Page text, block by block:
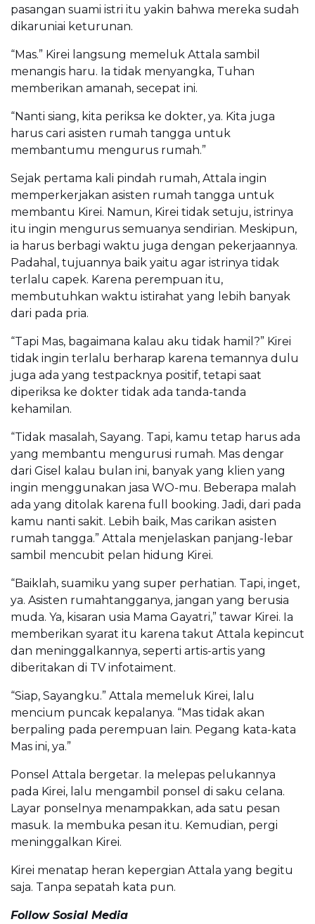
pasangan suami istri itu yakin bahwa mereka sudah
dikaruniai keturunan.
“Mas.” Kirei langsung memeluk Attala sambil
menangis haru. Ia tidak menyangka, Tuhan
memberikan amanah, secepat ini.
“Nanti siang, kita periksa ke dokter, ya. Kita juga
harus cari asisten rumah tangga untuk
membantumu mengurus rumah.”
Sejak pertama kali pindah rumah, Attala ingin
memperkerjakan asisten rumah tangga untuk
membantu Kirei. Namun, Kirei tidak setuju, istrinya
itu ingin mengurus semuanya sendirian. Meskipun,
ia harus berbagi waktu juga dengan pekerjaannya.
Padahal, tujuannya baik yaitu agar istrinya tidak
terlalu capek. Karena perempuan itu,
membutuhkan waktu istirahat yang lebih banyak
dari pada pria.
“Tapi Mas, bagaimana kalau aku tidak hamil?” Kirei
tidak ingin terlalu berharap karena temannya dulu
juga ada yang testpacknya positif, tetapi saat
diperiksa ke dokter tidak ada tanda-tanda
kehamilan.
“Tidak masalah, Sayang. Tapi, kamu tetap harus ada
yang membantu mengurusi rumah. Mas dengar
dari Gisel kalau bulan ini, banyak yang klien yang
ingin menggunakan jasa WO-mu. Beberapa malah
ada yang ditolak karena full booking. Jadi, dari pada
kamu nanti sakit. Lebih baik, Mas carikan asisten
rumah tangga.” Attala menjelaskan panjang-lebar
sambil mencubit pelan hidung Kirei.
“Baiklah, suamiku yang super perhatian. Tapi, inget,
ya. Asisten rumahtangganya, jangan yang berusia
muda. Ya, kisaran usia Mama Gayatri,” tawar Kirei. Ia
memberikan syarat itu karena takut Attala kepincut
dan meninggalkannya, seperti artis-artis yang
diberitakan di TV infotaiment.
“Siap, Sayangku.” Attala memeluk Kirei, lalu
mencium puncak kepalanya. “Mas tidak akan
berpaling pada perempuan lain. Pegang kata-kata
Mas ini, ya.”
Ponsel Attala bergetar. Ia melepas pelukannya
pada Kirei, lalu mengambil ponsel di saku celana.
Layar ponselnya menampakkan, ada satu pesan
masuk. Ia membuka pesan itu. Kemudian, pergi
meninggalkan Kirei.
Kirei menatap heran kepergian Attala yang begitu
saja. Tanpa sepatah kata pun.
Follow Sosial Media